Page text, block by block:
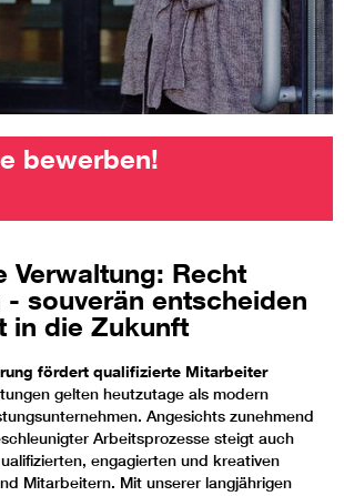
bewerben!
Verwaltung: Recht
- souverän entscheiden
in die Zukunft
fördert qualifizierte Mitarbeiter
gelten heutzutage als modern
Angesichts zunehmend
Arbeitsprozesse steigt auch
engagierten und kreativen
Mitarbeitern. Mit unserer langjährigen